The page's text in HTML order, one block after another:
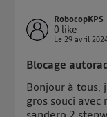
RobocopKPS
0 like
Le29 avril
Blocage
Bonjour à tous,
gros souci